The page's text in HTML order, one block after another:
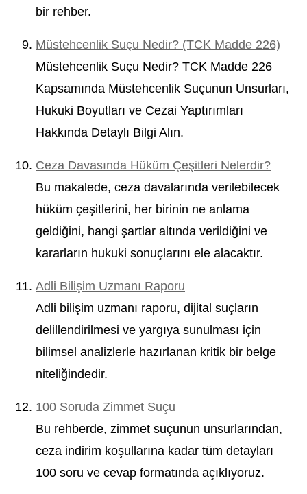
bir rehber.
Müstehcenlik Suçu Nedir? (TCK Madde 226)
Müstehcenlik Suçu Nedir? TCK Madde 226
Kapsamında Müstehcenlik Suçunun Unsurları,
Hukuki Boyutları ve Cezai Yaptırımları
Hakkında Detaylı Bilgi Alın.
Ceza Davasında Hüküm Çeşitleri Nelerdir?
Bu makalede, ceza davalarında verilebilecek
hüküm çeşitlerini, her birinin ne anlama
geldiğini, hangi şartlar altında verildiğini ve
kararların hukuki sonuçlarını ele alacaktır.
Adli Bilişim Uzmanı Raporu
Adli bilişim uzmanı raporu, dijital suçların
delillendirilmesi ve yargıya sunulması için
bilimsel analizlerle hazırlanan kritik bir belge
niteliğindedir.
100 Soruda Zimmet Suçu
Bu rehberde, zimmet suçunun unsurlarından,
ceza indirim koşullarına kadar tüm detayları
100 soru ve cevap formatında açıklıyoruz.